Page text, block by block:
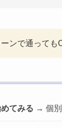
ンで通っても
てみる → 個